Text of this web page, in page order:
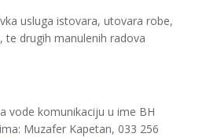
usluga istovara, utovara robe,
drugih manulenih radova
vode komunikaciju u ime BH
Muzafer Kapetan, 033 256